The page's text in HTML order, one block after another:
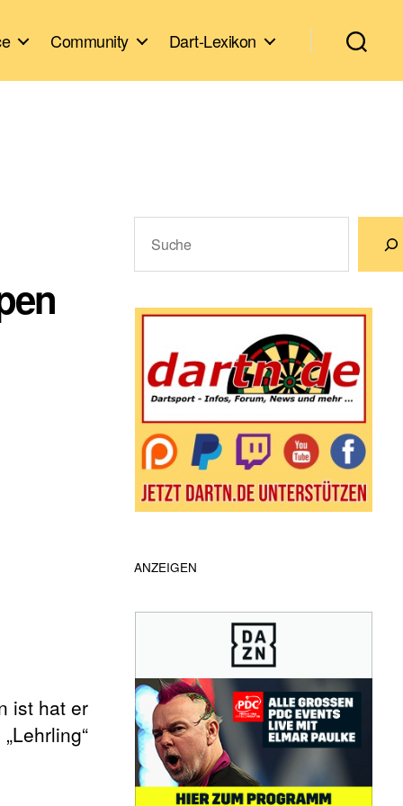
Community Dart-Lexikon
ist hat er
ANZEIGEN